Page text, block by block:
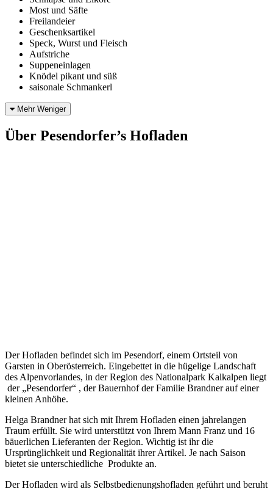
Most und Säfte
Freilandeier
Geschenksartikel
Speck, Wurst und Fleisch
Aufstriche
Suppeneinlagen
Knödel pikant und süß
saisonale Schmankerl
Mehr Weniger
Über Pesendorfer’s Hofladen
Der Hofladen befindet sich im Pesendorf, einem Ortsteil von
Garsten in Oberösterreich. Eingebettet in die hügelige Landschaft
des Alpenvorlandes, in der Region des Nationalpark Kalkalpen liegt
der „Pesendorfer“ , der Bauernhof der Familie Brandner auf einer
kleinen Anhöhe.
Helga Brandner hat sich mit Ihrem Hofladen einen jahrelangen
Traum erfüllt. Sie wird unterstützt von Ihrem Mann Franz und 16
bäuerlichen Lieferanten der Region. Wichtig ist ihr die
Ursprünglichkeit und Regionalität ihrer Artikel. Je nach Saison
bietet sie unterschiedliche Produkte an.
Der Hofladen wird als Selbstbedienungshofladen geführt und beruht